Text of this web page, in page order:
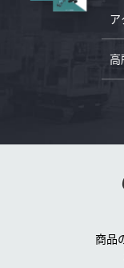
商品